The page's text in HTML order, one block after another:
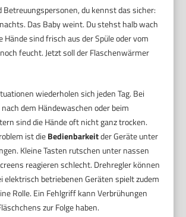
Betreuungspersonen, du kennst das sicher:
Das Baby weint. Du stehst halb wach
Hände sind frisch aus der Spüle oder vom
feucht. Jetzt soll der Flaschenwärmer
wiederholen sich jeden Tag. Bei
dem Händewaschen oder beim
sind die Hände oft nicht ganz trocken.
ist dieBedienbarkeitder Geräte unter
Kleine Tasten rutschen unter nassen
reagieren schlecht. Drehregler können
elektrisch betriebenen Geräten spielt zudem
Rolle. Ein Fehlgriff kann Verbrühungen
zur Folge haben.